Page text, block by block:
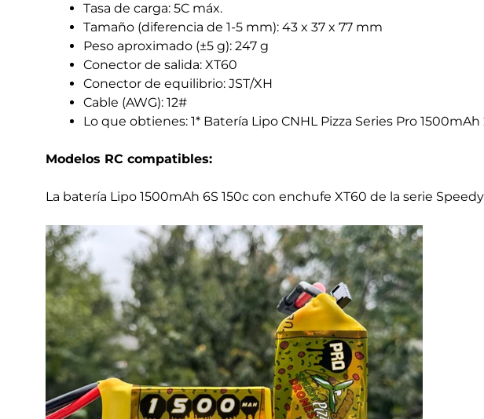
Tasa de carga: 5C máx.
Tamaño (diferencia de 1-5 mm): 43 x 37 x 77 mm
Peso aproximado (±5 g): 247 g
Conector de salida: XT60
Conector de equilibrio: JST/XH
Cable (AWG): 12#
Lo que obtienes: 1* Batería Lipo CNHL Pizza Series Pro
Modelos RC compatibles:
La batería Lipo 1500mAh 6S 150c con enchufe XT60 de la serie